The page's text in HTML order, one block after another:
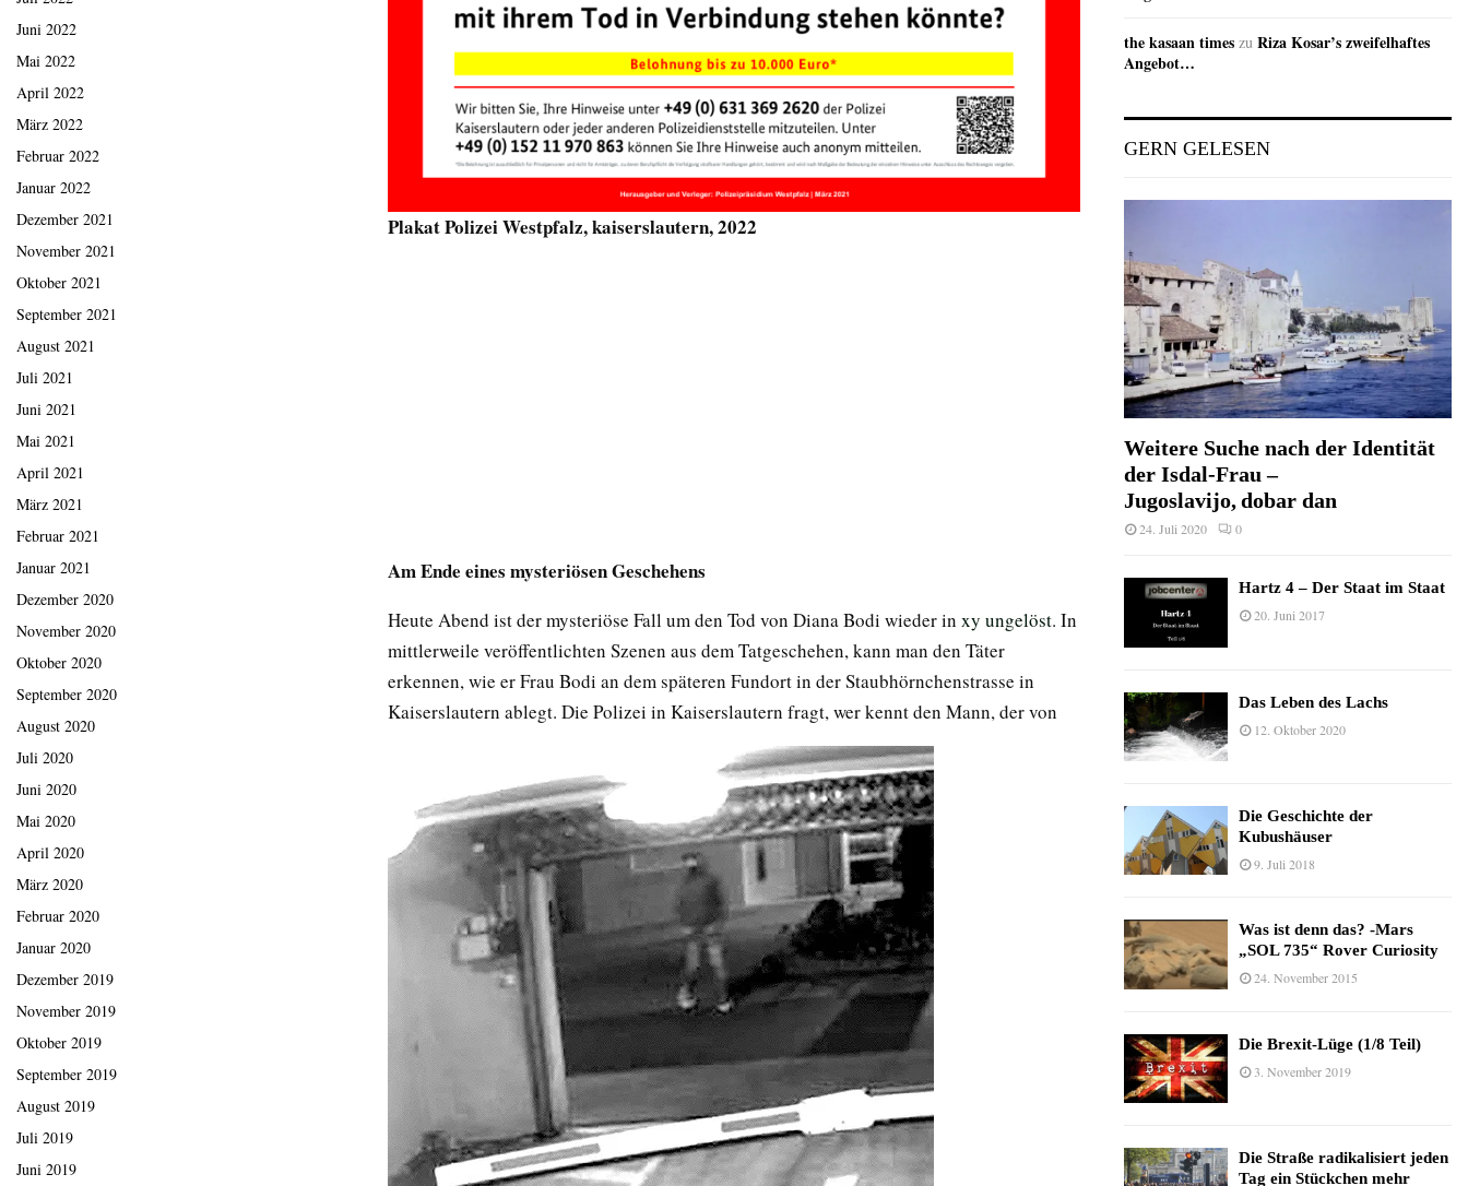
Plakat Polizei Westpfalz, kaiserslautern, 2022
Am Ende eines mysteriösen Geschehens
Heute Abend ist der mysteriöse Fall um den Tod von Diana Bodi wieder in xy ungelöst. In
mittlerweile veröffentlichten Szenen aus dem Tatgeschehen, kann man den Täter
erkennen, wie er Frau Bodi an dem späteren Fundort in der Staubhörnchenstrasse in
Kaiserslautern ablegt. Die Polizei in Kaiserslautern fragt, wer kennt den Mann, der von
Juni 2022
Mai 2022
April 2022
März 2022
Februar 2022
Januar 2022
Dezember 2021
November 2021
Oktober 2021
September 2021
August 2021
Juli 2021
Juni 2021
Mai 2021
April 2021
März 2021
Februar 2021
Januar 2021
Dezember 2020
November 2020
Oktober 2020
September 2020
August 2020
Juli 2020
Juni 2020
Mai 2020
April 2020
März 2020
Februar 2020
Januar 2020
Dezember 2019
November 2019
Oktober 2019
September 2019
August 2019
Juli 2019
Juni 2019
the kasaan times zu Riza Kosar’s zweifelhaftes
Angebot…
GERN GELESEN
Weitere Suche nach der Identität
der Isdal-Frau –
Jugoslavijo, dobar dan
24. Juli 2020 0
Hartz 4 – Der Staat im Staat
20. Juni 2017
Das Leben des Lachs
12. Oktober 2020
Die Geschichte der
Kubushäuser
9. Juli 2018
Was ist denn das? -Mars
„SOL 735“ Rover Curiosity
24. November 2015
Die Brexit-Lüge (1/8 Teil)
3. November 2019
Die Straße radikalisiert jeden
Tag ein Stückchen mehr